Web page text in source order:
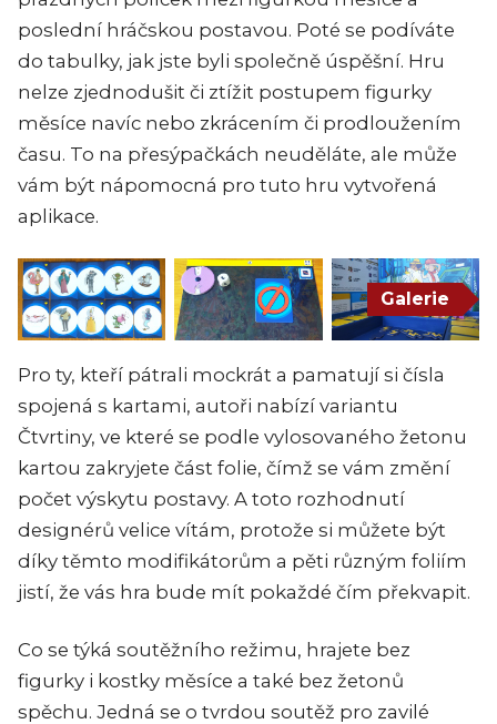
poslední hráčskou postavou. Poté se podíváte
do tabulky, jak jste byli společně úspěšní. Hru
nelze zjednodušit či ztížit postupem figurky
měsíce navíc nebo zkrácením či prodloužením
času. To na přesýpačkách neuděláte, ale může
vám být nápomocná pro tuto hru vytvořená
aplikace.
Galerie
Pro ty, kteří pátrali mockrát a pamatují si čísla
spojená s kartami, autoři nabízí variantu
Čtvrtiny, ve které se podle vylosovaného žetonu
kartou zakryjete část folie, čímž se vám změní
počet výskytu postavy. A toto rozhodnutí
designérů velice vítám, protože si můžete být
díky těmto modifikátorům a pěti různým foliím
jistí, že vás hra bude mít pokaždé čím překvapit.
Co se týká soutěžního režimu, hrajete bez
figurky i kostky měsíce a také bez žetonů
spěchu. Jedná se o tvrdou soutěž pro zavilé